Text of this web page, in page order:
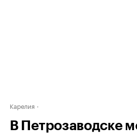
Карелия
В Петрозаводске